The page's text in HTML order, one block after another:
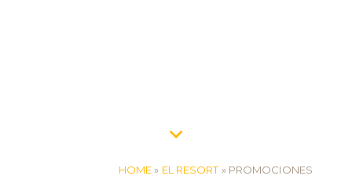
HOME » EL RESORT» PROMOCIONES